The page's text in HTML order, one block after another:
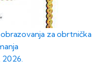
za obrtnička
2026.